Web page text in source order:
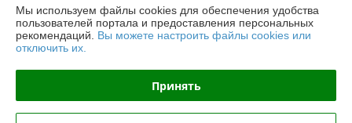
Информация для покупателя
Юридическое лицо:ООО «БЕЛПРОФИЛЬ ГРУПП»
220040, Г. МИНСК, ПЕР. 3-Й МОЖАЙСКОГО, Д. 11, ПОМ. 107, 220040
Регистрационный номер ЕГР: 193780303
Регистрационный орган: Минский горисполком
Мы используем файлы cookies для обеспечения удобства
пользователей портала и предоставления персональных
рекомендаций. Вы можете настроить файлы cookies или
отключить их.
Принять